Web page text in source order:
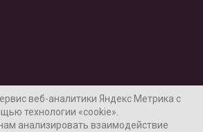
веб-аналитики Яндекс Метрика с
технологии «cookie».
анализировать взаимодействие